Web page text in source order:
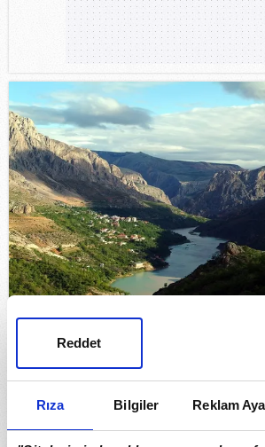
Rıza Bilgiler Reklam
Reddet
Kemaliye’de “İpek Yolu” yeniden